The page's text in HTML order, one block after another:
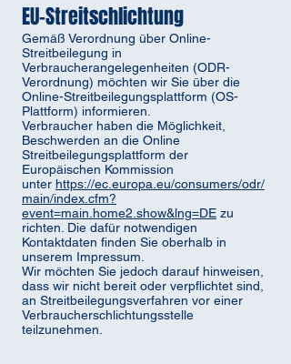
EU-Streitschlichtung
Gemäß Verordnung über Online-
Streitbeilegung in
Verbraucherangelegenheiten (ODR-
Verordnung) möchten wir Sie über die
Online-Streitbeilegungsplattform (OS-
Plattform) informieren.
Verbraucher haben die Möglichkeit,
Beschwerden an die Online
Streitbeilegungsplattform der
Europäischen Kommission
unter https://ec.europa.eu/consumers/odr/
main/index.cfm?
event=main.home2.show&lng=DE zu
richten. Die dafür notwendigen
Kontaktdaten finden Sie oberhalb in
unserem Impressum.
Wir möchten Sie jedoch darauf hinweisen,
dass wir nicht bereit oder verpflichtet sind,
an Streitbeilegungsverfahren vor einer
Verbraucherschlichtungsstelle
teilzunehmen.